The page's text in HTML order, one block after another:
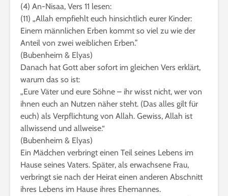
(4) An-Nisaa, Vers 11 lesen:
(11) „Allah empfiehlt euch hinsichtlich eurer Kinder:
Einem männlichen Erben kommt so viel zu wie der
Anteil von zwei weiblichen Erben.”
(Bubenheim & Elyas)
Danach hat Gott aber sofort im gleichen Vers erklärt,
warum das so ist:
„Eure Väter und eure Söhne – ihr wisst nicht, wer von
ihnen euch an Nutzen näher steht. (Das alles gilt für
euch) als Verpflichtung von Allah. Gewiss, Allah ist
allwissend und allweise.“
(Bubenheim & Elyas)
Ein Mädchen verbringt einen Teil seines Lebens im
Hause seines Vaters. Später, als erwachsene Frau,
verbringt sie nach der Heirat einen anderen Abschnitt
ihres Lebens im Hause ihres Ehemannes.